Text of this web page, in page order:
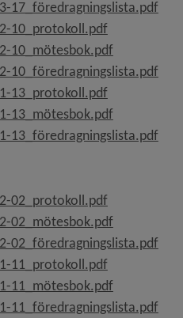
17_föredragningslista.pdf,
10_protokoll.pdf, 1.4 MB,
10_mötesbok.pdf, 74.6 MB,
10_föredragningslista.pdf,
13_protokoll.pdf, 1.4 MB,
13_mötesbok.pdf, 66.4 MB,
13_föredragningslista.pdf,
02_protokoll.pdf, 3 MB,
02_mötesbok.pdf, 96.8 MB,
02_föredragningslista.pdf,
11_protokoll.pdf, 1.6 MB,
11_mötesbok.pdf, 65.8 MB,
11_föredragningslista.pdf,